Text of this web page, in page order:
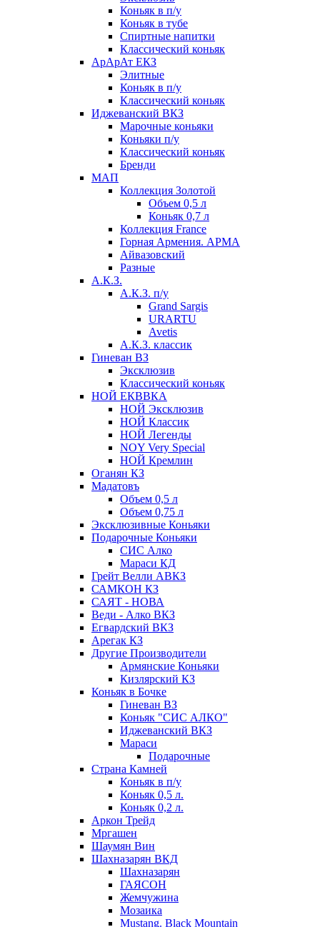
Коньяк в п/у
Коньяк в тубе
Спиртные напитки
Классический коньяк
АрАрАт ЕКЗ
Элитные
Коньяк в п/у
Классический коньяк
Иджеванский ВКЗ
Марочные коньяки
Коньяки п/у
Классический коньяк
Бренди
МАП
Коллекция Золотой
Объем 0,5 л
Коньяк 0,7 л
Коллекция France
Горная Армения. АРМА
Айвазовский
Разные
А.К.З.
А.К.З. п/у
Grand Sargis
URARTU
Avetis
А.К.З. классик
Гиневан ВЗ
Эксклюзив
Классический коньяк
НОЙ ЕКВВКА
НОЙ Эксклюзив
НОЙ Классик
НОЙ Легенды
NOY Very Speсial
НОЙ Кремлин
Оганян КЗ
Мадатовъ
Объем 0,5 л
Объем 0,75 л
Эксклюзивные Коньяки
Подарочные Коньяки
СИС Алко
Мараси КД
Грейт Велли АВКЗ
САМКОН КЗ
САЯТ - НОВА
Веди - Алко ВКЗ
Егвардский ВКЗ
Арегак КЗ
Другие Производители
Армянские Коньяки
Кизлярский КЗ
Коньяк в Бочке
Гиневан ВЗ
Коньяк "СИС АЛКО"
Иджеванский ВКЗ
Мараси
Подарочные
Страна Камней
Коньяк в п/у
Коньяк 0,5 л.
Коньяк 0,2 л.
Аркон Трейд
Мргашен
Шаумян Вин
Шахназарян ВКД
Шахназарян
ГАЯСОН
Жемчужина
Мозаика
Mustang. Black Mountain